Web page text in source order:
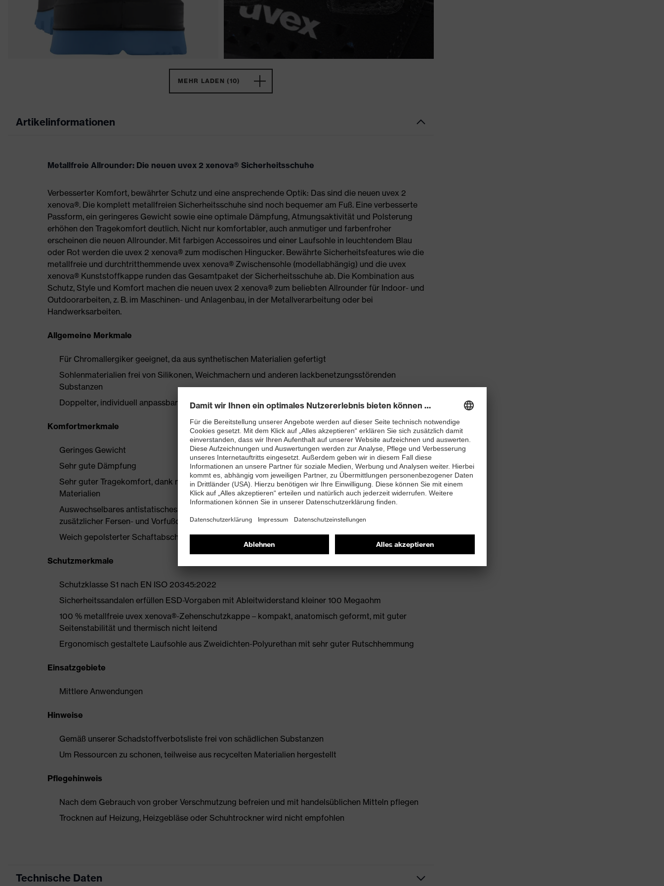
MEHR LADEN (10)
Artikelinformationen
Metallfreie Allrounder: Die neuen uvex 2 xenova® Sicherheitsschuhe
Verbesserter Komfort, bewährter Schutz und eine ansprechende Optik: Das sind die neuen uvex 2
xenova®. Die komplett metallfreien Sicherheitsschuhe sind noch bequemer am Fuß. Eine verbesserte
Passform, ein geringeres Gewicht sowie eine optimale Dämpfung, Atmungsaktivität und Polsterung
erhöhen den Tragekomfort deutlich. Nicht nur komfortabler, auch anmutiger und farbenfroher
erscheinen die neuen Allrounder. Mit farbigen Accessoires und einer Laufsohle in leuchtendem Blau
oder Rot werden die uvex 2 xenova® zum modischen Hingucker. Bewährte Sicherheitsfeatures wie die
metallfreie und durchtritthemmende uvex xenova® Zwischensohle (modellabhängig) und die uvex
xenova® Kunststoffkappe runden das Gesamtpaket der Sicherheitsschuhe ab. Die Kombination aus
Schutz, Style und Komfort machen die neuen uvex 2 xenova® zum beliebten Allrounder für Indoor- und
Outdoorarbeiten, z. B. im Maschinen- und Anlagenbau, in der Metallverarbeitung oder bei
Handwerksarbeiten.
Allgemeine Merkmale
Für Chromallergiker geeignet, da aus synthetischen Materialien gefertigt
Sohlenmaterialien frei von Silikonen, Weichmachern und anderen lackbenetzungsstörenden
Substanzen
Doppelter, individuell anpassbarer Klettverschluss
Komfortmerkmale
Geringes Gewicht
Sehr gute Dämpfung
Sehr guter Tragekomfort, dank neu entwickelter Leisten und klimaoptimierten, atmungsaktiven
Materialien
Auswechselbares antistatisches Komfortfußbett mit Feuchtigkeitstransportsystem und
zusätzlicher Fersen- und Vorfußdämpfung
Weich gepolsterter Schaftabschluss
Schutzmerkmale
Schutzklasse S1 nach EN ISO 20345:2022
Sicherheitssandalen erfüllen ESD-Vorgaben mit Ableitwiderstand kleiner 100 Megaohm
100 % metallfreie uvex xenova®-Zehenschutzkappe – kompakt, anatomisch geformt, mit guter
Seitenstabilität und thermisch nicht leitend
Ergonomisch gestaltete Laufsohle aus Zweidichten-Polyurethan mit sehr guter Rutschhemmung
Einsatzgebiete
Mittlere Anwendungen
Hinweise
Gemäß unserer Schadstoffverbotsliste frei von schädlichen Substanzen
Um Ressourcen zu schonen, teilweise aus recycelten Materialien hergestellt
Pflegehinweis
Nach dem Gebrauch von grober Verschmutzung befreien und mit handelsüblichen Mitteln pflegen
Trocknen auf Heizung, Heizgebläse oder Schuhtrockner wird nicht empfohlen
Technische Daten